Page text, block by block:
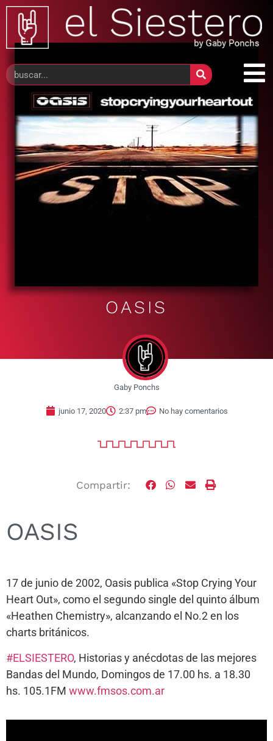
OASIS
Gaby Ponchs
junio 17, 2020 2:37 pm No hay comentarios
Compartir:
OASIS
17 de junio de 2002, Oasis publica «Stop Crying Your
Heart Out», como el segundo single del quinto álbum
«Heathen Chemistry», alcanzando el No.2 en los
charts británicos.
#ELSIESTERO, Historias y anécdotas de las mejores
Bandas del Mundo, Domingos de 17.00 hs. a 18.30
hs. 105.1FM www.fmsos.com.ar